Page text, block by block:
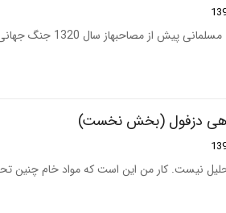
سال 1320 جنگ جهانی دوم می­خواست شروع بشه، ما…
دزفول (بخش نخست)
نیست. کار من این است که مواد خام چنین